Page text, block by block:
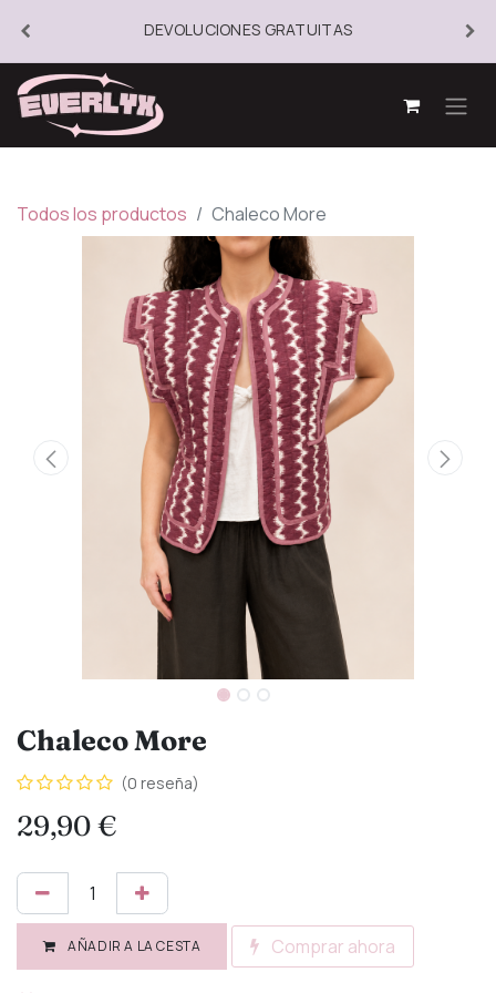
DEVOLUCIONES GRATUITAS
Todos los productos Chaleco More
Chaleco More
(0 reseña)
29,90€
AÑADIR A LA CESTA Comprar ahora